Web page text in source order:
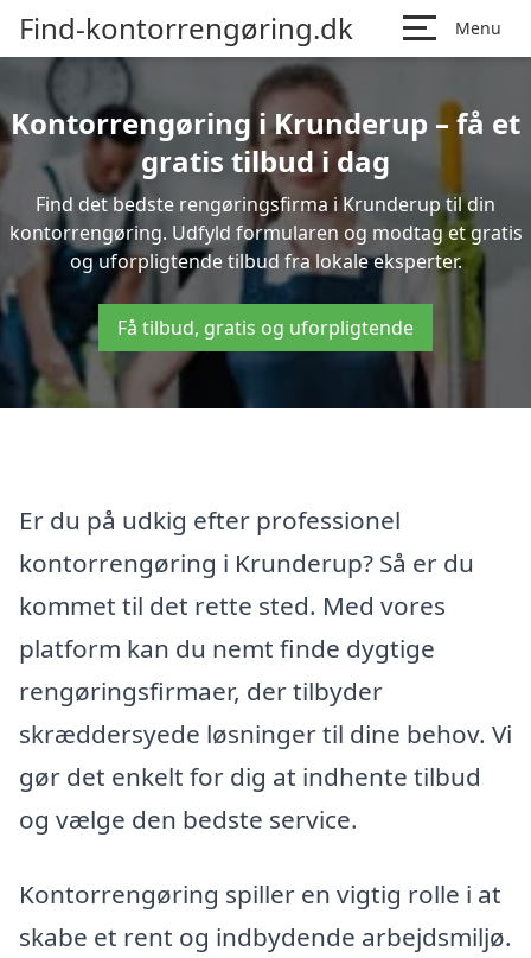
Find-kontorrengøring.dk Menu
Kontorrengøring i Krunderup – få et
gratis tilbud i dag
Find det bedste rengøringsfirma i Krunderup til din
kontorrengøring. Udfyld formularen og modtag et gratis
og uforpligtende tilbud fra lokale eksperter.
Få tilbud, gratis og uforpligtende
Er du på udkig efter professionel
kontorrengøring i Krunderup? Så er du
kommet til det rette sted. Med vores
platform kan du nemt finde dygtige
rengøringsfirmaer, der tilbyder
skræddersyede løsninger til dine behov. Vi
gør det enkelt for dig at indhente tilbud
og vælge den bedste service.
Kontorrengøring spiller en vigtig rolle i at
skabe et rent og indbydende arbejdsmiljø.